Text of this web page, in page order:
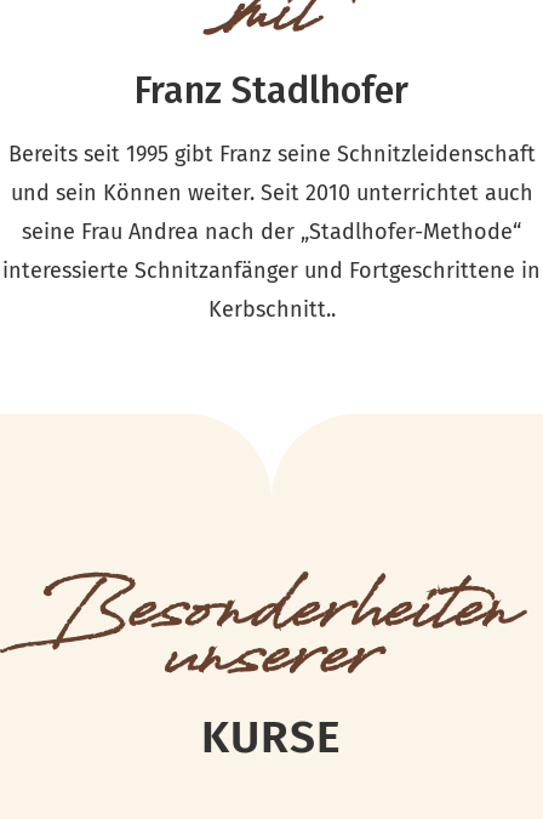
Franz Stadlhofer
Bereits seit 1995 gibt Franz seine Schnitzleidenschaft
und sein Können weiter. Seit 2010 unterrichtet auch
seine Frau Andrea nach der „Stadlhofer-Methode“
interessierte Schnitzanfänger und Fortgeschrittene in
Kerbschnitt..
Besonderheiten
unserer
KURSE